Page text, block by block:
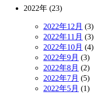
2022年 (23)
2022年12月 (3)
2022年11月 (3)
2022年10月 (4)
2022年9月 (3)
2022年8月 (2)
2022年7月 (5)
2022年5月 (1)